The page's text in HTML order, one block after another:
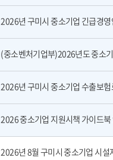
2026년 구미시 중소기업 긴급경
(중소벤처기업부)2026년도 중소기업 정
2026년 구미시 중소기업 수출보
2026 중소기업 지원시책 가이드북
2026년 8월 구미시 중소기업 시설